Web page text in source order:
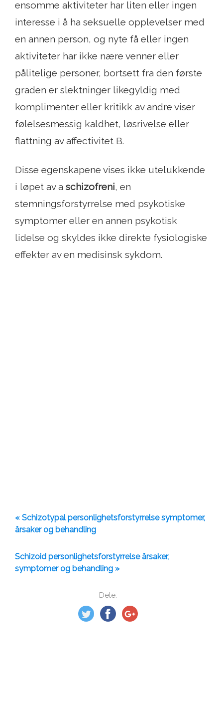
Dele:
ensomme aktiviteter har liten eller ingen
interesse i å ha seksuelle opplevelser med
en annen person, og nyte få eller ingen
aktiviteter har ikke nære venner eller
pålitelige personer, bortsett fra den første
graden er slektninger likegyldig med
komplimenter eller kritikk av andre viser
følelsesmessig kaldhet, løsrivelse eller
flattning av affectivitet B.
Disse egenskapene vises ikke utelukkende
i løpet av a schizofreni, en
stemningsforstyrrelse med psykotiske
symptomer eller en annen psykotisk
lidelse og skyldes ikke direkte fysiologiske
effekter av en medisinsk sykdom.
« Schizotypal personlighetsforstyrrelse symptomer,
årsaker og behandling
Schizoid personlighetsforstyrrelse årsaker,
symptomer og behandling »